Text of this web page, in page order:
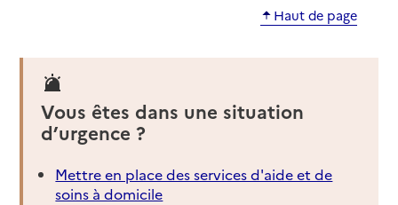
Haut de page
Vous êtes dans une situation
d’urgence ?
Mettre en place des services d'aide et de
soins à domicile